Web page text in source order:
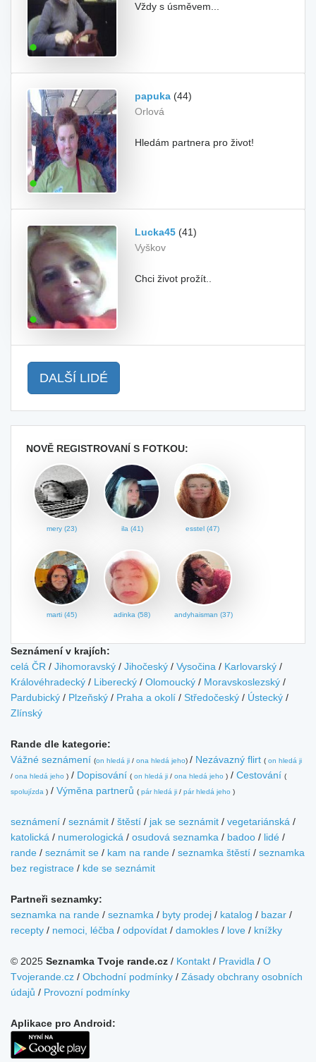
Vždy s úsměvem...
papuka (44)
Orlová
Hledám partnera pro život!
Lucka45 (41)
Vyškov
Chci život prožít..
DALŠÍ LIDÉ
NOVĚ REGISTROVANÍ S FOTKOU:
mery (23) ila (41) esstel (47)
marti (45) adinka (58) andyhaisman (37)
Seznámení v krajích:
celá ČR / Jihomoravský / Jihočeský / Vysočina / Karlovarský /
Královéhradecký / Liberecký / Olomoucký / Moravskoslezský /
Pardubický / Plzeňský / Praha a okolí / Středočeský / Ústecký /
Zlínský
Rande dle kategorie:
Vážné seznámení (on hledá ji / ona hledá jeho) / Nezávazný flirt ( on hledá ji
/ ona hledá jeho ) / Dopisování ( on hledá ji / ona hledá jeho ) / Cestování (
spolujízda ) / Výměna partnerů ( pár hledá ji / pár hledá jeho )
seznámení / seznámit / štěstí / jak se seznámit / vegetariánská /
katolická / numerologická / osudová seznamka / badoo / lidé /
rande / seznámit se / kam na rande / seznamka štěstí / seznamka
bez registrace / kde se seznámit
Partneři seznamky:
seznamka na rande / seznamka / byty prodej / katalog / bazar /
recepty / nemoci, léčba / odpovídat / damokles / love / knížky
© 2025 Seznamka Tvoje rande.cz / Kontakt / Pravidla / O
Tvojerande.cz / Obchodní podmínky / Zásady obchrany osobních
údajů / Provozní podmínky
Aplikace pro Android: